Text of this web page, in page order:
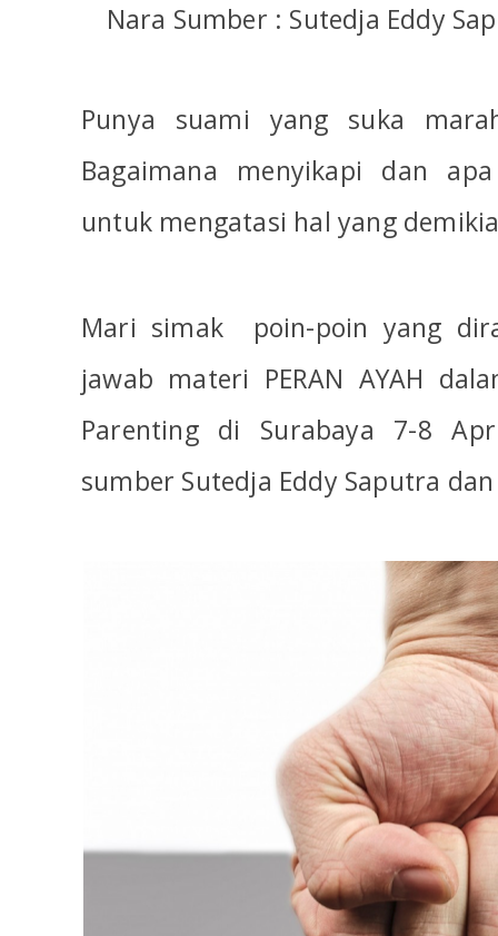
Nara Sumber : Sutedja Eddy
Punya suami yang suka
Bagaimana menyikapi dan
untuk mengatasi hal yang
Mari simak
poin-poin yang
jawab materi PERAN AYAH
Parenting di Surabaya 7-8
sumber Sutedja Eddy Saputra